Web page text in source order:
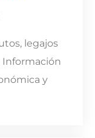
legajos
Información
y